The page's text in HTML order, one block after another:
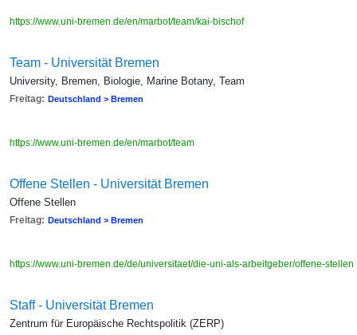
https://www.uni-bremen.de/en/marbot/team/kai-bischof
Team - Universität Bremen
University, Bremen, Biologie, Marine Botany, Team
Freitag: Deutschland > Bremen
https://www.uni-bremen.de/en/marbot/team
Offene Stellen - Universität Bremen
Offene Stellen
Freitag: Deutschland > Bremen
https://www.uni-bremen.de/de/universitaet/die-uni-als-arbeitgeber/offene-stellen
Staff - Universität Bremen
Zentrum für Europäische Rechtspolitik (ZERP)